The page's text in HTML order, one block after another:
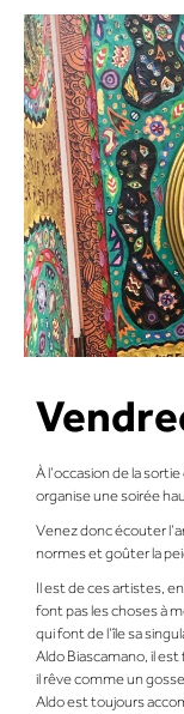
À l’occasion de la
organise une soirée
Venez donc écouter
normes et goûter la
Il est de ces artistes,
font pas les choses à
qui font de l’île sa
Aldo Biascamano, il
il rêve comme un
Aldo est toujours